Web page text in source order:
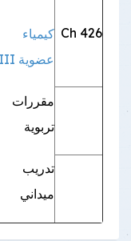
كيمياء
عضوية VIII
مقررات
تربوية
تدريب
ميداني
Ch 426